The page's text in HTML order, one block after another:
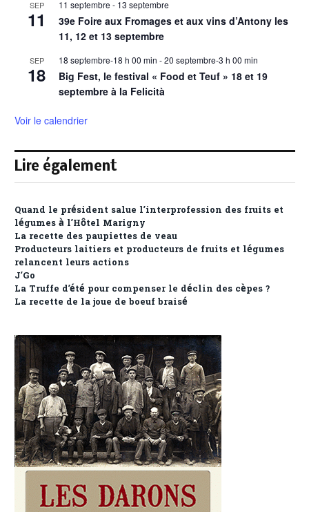
SEP
11
11 septembre - 13 septembre
39e Foire aux Fromages et aux vins d’Antony les
11, 12 et 13 septembre
SEP
18
18 septembre-18 h 00 min -20 septembre-3 h 00 min
Big Fest, le festival « Food et Teuf » 18 et 19
septembre à la Felicità
Voir le calendrier
Lire également
Quand le président salue l’interprofession des fruits et
légumes à l’Hôtel Marigny
La recette des paupiettes de veau
Producteurs laitiers et producteurs de fruits et légumes
relancent leurs actions
J’Go
La Truffe d’été pour compenser le déclin des cèpes ?
La recette de la joue de boeuf braisé